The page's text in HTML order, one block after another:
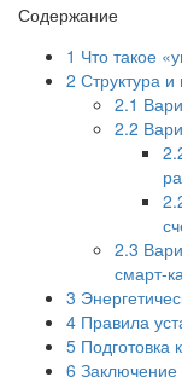
Содержание
1 Что такое
2 Структура
2.1
2.2
2.3
смарт-
3
4 Правила
5 Подготовка
6